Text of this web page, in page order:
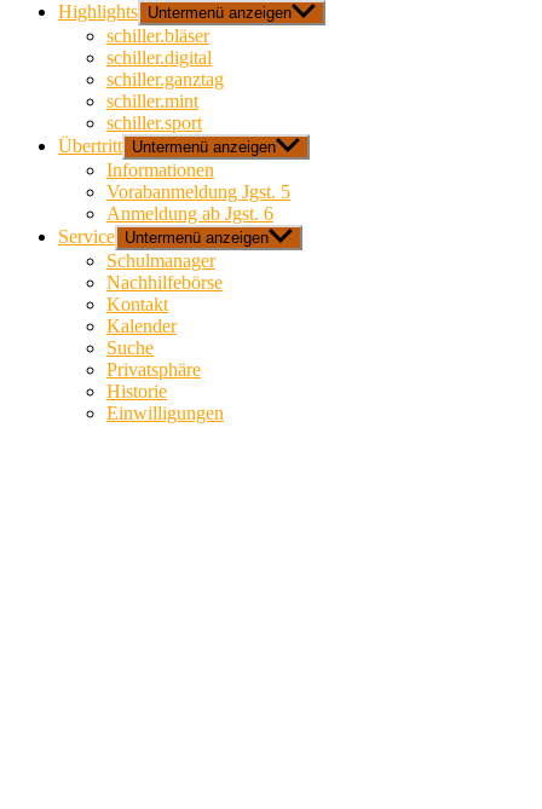
Highlights Untermenü anzeigen
schiller.bläser
schiller.digital
schiller.ganztag
schiller.mint
schiller.sport
Übertritt Untermenü anzeigen
Informationen
Vorabanmeldung Jgst. 5
Anmeldung ab Jgst. 6
Service Untermenü anzeigen
Schulmanager
Nachhilfebörse
Kontakt
Kalender
Suche
Privatsphäre
Historie
Einwilligungen